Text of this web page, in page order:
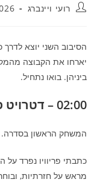
מחבר:רועי ויינברג
הסיבוב השני יוצא
יארחו את הקבוצה
ביניהן. בואו נתחיל.
02:00 – דטרויט פיסטונס – קליבלנד קאבלירס
המשחק הראשון בסדרה.
כתבתי פריוויו נפרד
מראש על חזרתיות,